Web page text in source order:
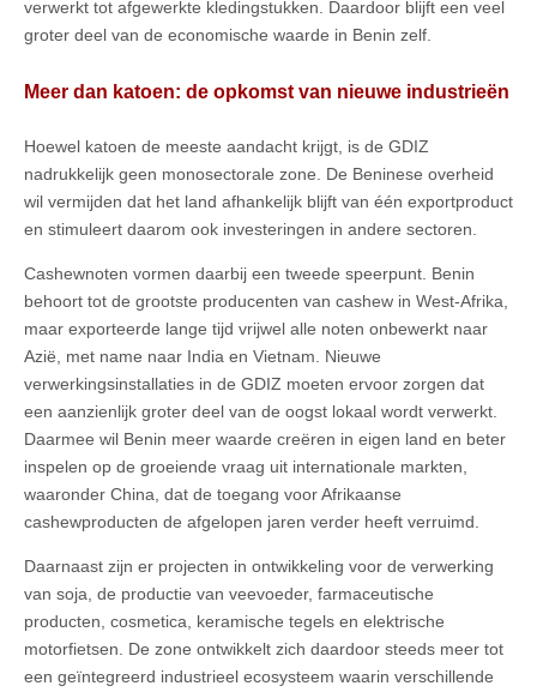
verwerkt tot afgewerkte kledingstukken. Daardoor blijft een veel
groter deel van de economische waarde in Benin zelf.
Meer dan katoen: de opkomst van nieuwe industrieën
Hoewel katoen de meeste aandacht krijgt, is de GDIZ
nadrukkelijk geen monosectorale zone. De Beninese overheid
wil vermijden dat het land afhankelijk blijft van één exportproduct
en stimuleert daarom ook investeringen in andere sectoren.
Cashewnoten vormen daarbij een tweede speerpunt. Benin
behoort tot de grootste producenten van cashew in West-Afrika,
maar exporteerde lange tijd vrijwel alle noten onbewerkt naar
Azië, met name naar India en Vietnam. Nieuwe
verwerkingsinstallaties in de GDIZ moeten ervoor zorgen dat
een aanzienlijk groter deel van de oogst lokaal wordt verwerkt.
Daarmee wil Benin meer waarde creëren in eigen land en beter
inspelen op de groeiende vraag uit internationale markten,
waaronder China, dat de toegang voor Afrikaanse
cashewproducten de afgelopen jaren verder heeft verruimd.
Daarnaast zijn er projecten in ontwikkeling voor de verwerking
van soja, de productie van veevoeder, farmaceutische
producten, cosmetica, keramische tegels en elektrische
motorfietsen. De zone ontwikkelt zich daardoor steeds meer tot
een geïntegreerd industrieel ecosysteem waarin verschillende